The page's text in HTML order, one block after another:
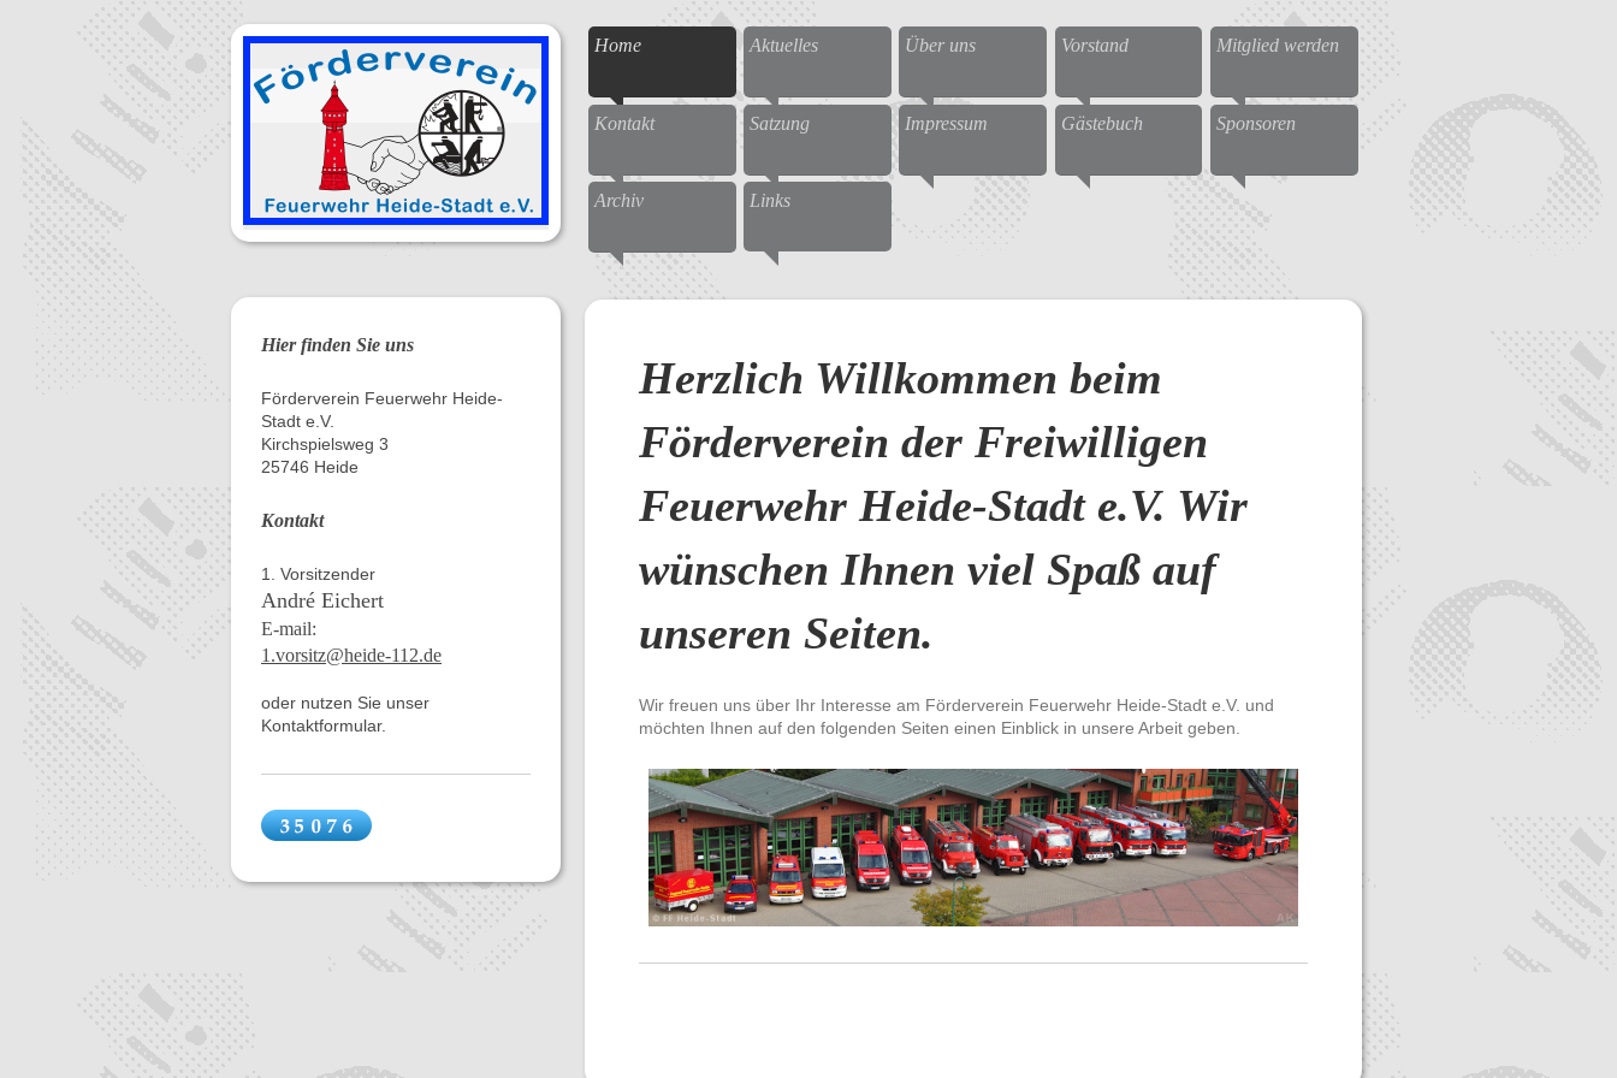
Hier finden Sie uns
Förderverein Feuerwehr Heide-
Stadt e.V.
Kirchspielsweg 3
25746 Heide
Kontakt
1. Vorsitzender
André Eichert
E-mail:
1.vorsitz@heide-112.de
oder nutzen Sie unser
Kontaktformular.
Home Aktuelles Über uns Vorstand Mitglied werden
Kontakt Satzung Impressum Gästebuch Sponsoren
Archiv Links
Herzlich Willkommen beim
Förderverein der Freiwilligen
Feuerwehr Heide-Stadt e.V. Wir
wünschen Ihnen viel Spaß auf
unseren Seiten.
Wir freuen uns über Ihr Interesse am Förderverein Feuerwehr Heide-Stadt e.V. und
möchten Ihnen auf den folgenden Seiten einen Einblick in unsere Arbeit geben.